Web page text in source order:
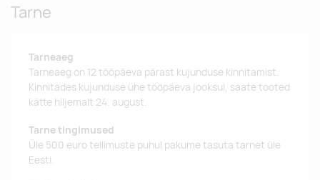
Tarne
Tarneaeg
Tarneaeg on 12 tööpäeva pärast kujunduse kinnitamist.
Kinnitades kujunduse ühe tööpäeva jooksul, saate tooted
kätte hiljemalt 24. august.
Tarne tingimused
Üle 500 euro tellimuste puhul pakume tasuta tarnet üle
Eesti.